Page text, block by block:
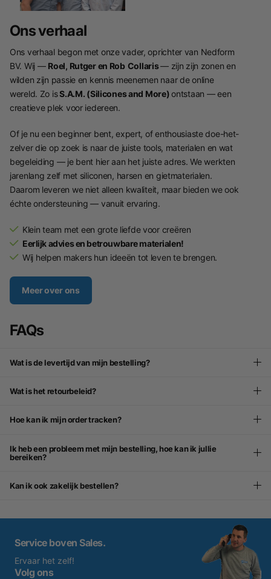
Ons verhaal
Ons verhaal begon met onze vader, oprichter van Nedform
BV. Wij — Roel, Rutger en Rob Collaris— zijn zijn zonen en
wilden zijn passie en kennis meenemen naar de online
wereld. Zo isS.A.M. (Silicones and More)ontstaan — een
creatieve plek voor iedereen.
Of je nu een beginner bent, expert, of enthousiaste doe-het-
zelver die op zoek is naar de juiste tools, materialen en wat
begeleiding — je bent hier aan het juiste adres. We werkten
jarenlang zelf met siliconen, harsen en gietmaterialen.
Daarom leveren we niet alleen kwaliteit, maar bieden we ook
échte ondersteuning — vanuit ervaring.
Klein team met een grote liefde voor creëren
Eerlijk advies en betrouwbare materialen!
Wij helpen makers hun ideeën tot leven te brengen.
Meer over ons
FAQs
Wat is de levertijd van mijn bestelling?
Wat is het retourbeleid?
Hoe kan ik mijn order tracken?
Ik heb een probleem met mijn bestelling, hoe kan ik jullie
bereiken?
Kan ik ook zakelijk bestellen?
Service boven Sales.
Ervaar het zelf!
Volg ons